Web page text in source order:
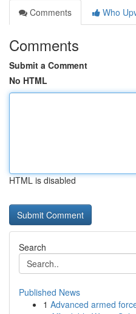
Comments
Who
Comments
Submit a Comment
No HTML
HTML is disabled
Search
Published News
1 Advanced armed